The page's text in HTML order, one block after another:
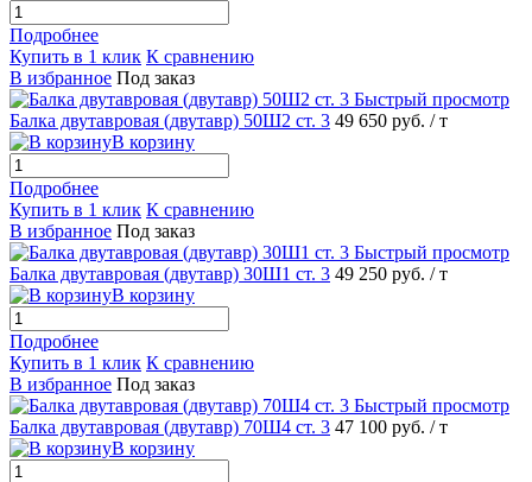
Подробнее
Купить в 1 клик К сравнению
В избранное Под заказ
Быстрый просмотр
Балка двутавровая (двутавр) 50Ш2 ст. 3 49 650 руб. / т
В корзину
Подробнее
Купить в 1 клик К сравнению
В избранное Под заказ
Быстрый просмотр
Балка двутавровая (двутавр) 30Ш1 ст. 3 49 250 руб. / т
В корзину
Подробнее
Купить в 1 клик К сравнению
В избранное Под заказ
Быстрый просмотр
Балка двутавровая (двутавр) 70Ш4 ст. 3 47 100 руб. / т
В корзину